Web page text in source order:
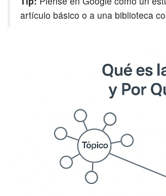
artículo básico o a una biblioteca